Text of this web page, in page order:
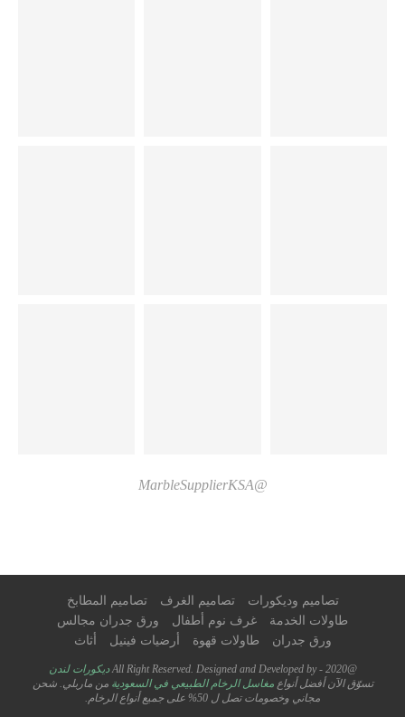
@MarbleSupplierKSA
تصاميم وديكورات تصاميم الغرف
تصاميم المطابخ
طاولات الخدمة
غرف نوم أطفال
ورق جدران مجالس
ورق جدران
طاولات قهوة أرضيات فينيل أثاث
@2020 - All Right Reserved. Designed and Developed by
ديكورات لندن
تسوّق الآن أفضل أنواعمغاسل الرخام الطبيعي في السعوديةمن ماربلي. شحن
مجاني وخصومات تصل ل 50% على جميع أنواع الرخام.